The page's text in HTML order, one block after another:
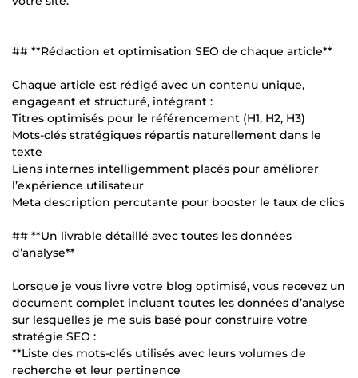
## **Rédaction et optimisation SEO de chaque article**
Chaque article est rédigé avec un contenu unique,
engageant et structuré, intégrant :
Titres optimisés pour le référencement (H1, H2, H3)
Mots-clés stratégiques répartis naturellement dans le
texte
Liens internes intelligemment placés pour améliorer
l’expérience utilisateur
Meta description percutante pour booster le taux de clics
## **Un livrable détaillé avec toutes les données
d’analyse**
Lorsque je vous livre votre blog optimisé, vous recevez un
document complet incluant toutes les données d’analyse
sur lesquelles je me suis basé pour construire votre
stratégie SEO :
**Liste des mots-clés utilisés avec leurs volumes de
recherche et leur pertinence